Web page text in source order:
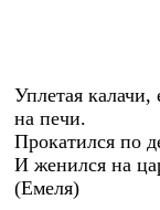
Уплетая калачи,
на печи.
Прокатился по
И женился на
(Емеля)